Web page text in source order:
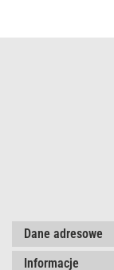
Dane adresowe
Informacje